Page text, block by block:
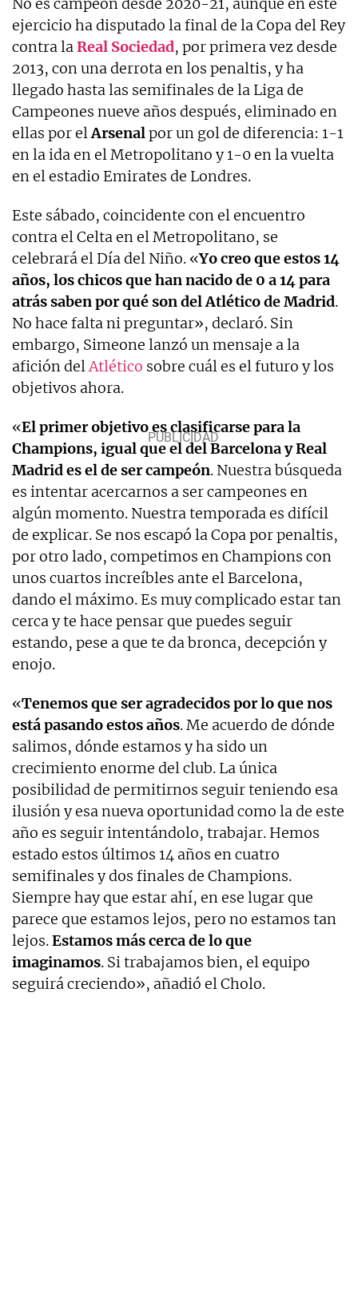
ejercicio ha disputado la final de la Copa del Rey
contra laReal Sociedad, por primera vez desde
2013, con una derrota en los penaltis, y ha
llegado hasta las semifinales de la Liga de
Campeones nueve años después, eliminado en
ellas por elArsenalpor un gol de diferencia: 1-1
en la ida en el Metropolitano y 1-0 en la vuelta
en el estadio Emirates de Londres.
Este sábado, coincidente con el encuentro
contra el Celta en el Metropolitano, se
celebrará el Día del Niño. «Yo creo que estos 14
años, los chicos que han nacido de 0 a 14 para
atrás saben por qué son del Atlético de Madrid.
No hace falta ni preguntar», declaró. Sin
embargo, Simeone lanzó un mensaje a la
afición delAtlético sobre cuál es el futuro y los
objetivos ahora.
«El primer objetivo es clasificarse para la
Champions, igual que el del Barcelona y Real
Madrid es el de ser campeón. Nuestra búsqueda
es intentar acercarnos a ser campeones en
algún momento. Nuestra temporada es difícil
de explicar. Se nos escapó la Copa por penaltis,
por otro lado, competimos en Champions con
unos cuartos increíbles ante el Barcelona,
dando el máximo. Es muy complicado estar tan
cerca y te hace pensar que puedes seguir
estando, pese a que te da bronca, decepción y
enojo.
«Tenemos que ser agradecidos por lo que nos
está pasando estos años. Me acuerdo de dónde
salimos, dónde estamos y ha sido un
crecimiento enorme del club. La única
posibilidad de permitirnos seguir teniendo esa
ilusión y esa nueva oportunidad como la de este
año es seguir intentándolo, trabajar. Hemos
estado estos últimos 14 años en cuatro
semifinales y dos finales de Champions.
Siempre hay que estar ahí, en ese lugar que
parece que estamos lejos, pero no estamos tan
lejos.Estamos más cerca de lo que
imaginamos. Si trabajamos bien, el equipo
seguirá creciendo», añadió el Cholo.